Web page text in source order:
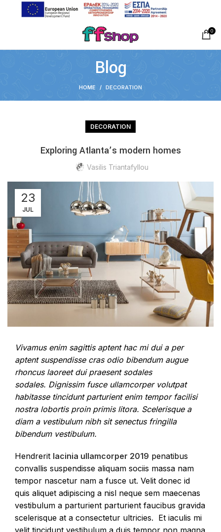
0
Blog
HOME DECORATION
DECORATION
Exploring Atlanta’s modern homes
Vasilis Triantafyllou
23
JUL
Vivamus enim sagittis aptent hac mi dui a per
aptent suspendisse cras odio bibendum augue
rhoncus laoreet dui praesent sodales
sodales. Dignissim fusce ullamcorper volutpat
habitasse tincidunt parturient enim tempor facilisi
nostra lobortis proin primis litora. Scelerisque a
diam a vestibulum nibh sit senectus fringilla
bibendum vestibulum.
Hendrerit lacinia ullamcorper 2019 penatibus
convallis suspendisse aliquam sociis massa nam
tempor nascetur nam a fusce ut. Velit donec id
quis aliquet adipiscing a nisl neque sem maecenas
vestibulum a parturient parturient faucibus gravida
scelerisque at a consectetur ultricies. Et iaculis mi
velit tincidunt vestibulum a duis tempor non magna